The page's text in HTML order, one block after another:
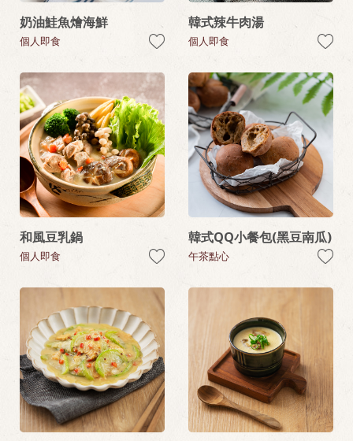
奶油鮭魚燴海鮮
個人即食
韓式辣牛肉湯
個人即食
和風豆乳鍋
個人即食
韓式QQ小餐包(黑豆南瓜)
午茶點心